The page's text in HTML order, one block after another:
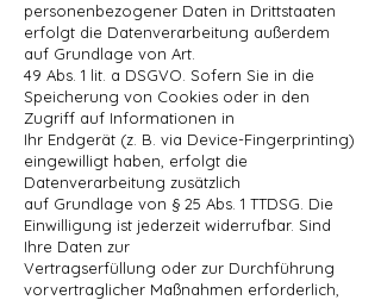
personenbezogener Daten in Drittstaaten
erfolgt die Datenverarbeitung außerdem
auf Grundlage von Art.
49 Abs. 1 lit. a DSGVO. Sofern Sie in die
Speicherung von Cookies oder in den
Zugriff auf Informationen in
Ihr Endgerät (z. B. via Device-Fingerprinting)
eingewilligt haben, erfolgt die
Datenverarbeitung zusätzlich
auf Grundlage von § 25 Abs. 1 TTDSG. Die
Einwilligung ist jederzeit widerrufbar. Sind
Ihre Daten zur
Vertragserfüllung oder zur Durchführung
vorvertraglicher Maßnahmen erforderlich,